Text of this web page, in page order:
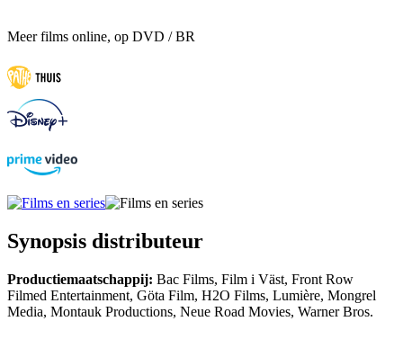
Meer films online, op DVD / BR
Synopsis distributeur
Productiemaatschappij: Bac Films, Film i Väst, Front Row
Filmed Entertainment, Göta Film, H2O Films, Lumière, Mongrel
Media, Montauk Productions, Neue Road Movies, Warner Bros.